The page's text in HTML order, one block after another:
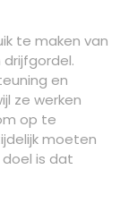
te maken van
en
ze werken
op te
moeten
is dat